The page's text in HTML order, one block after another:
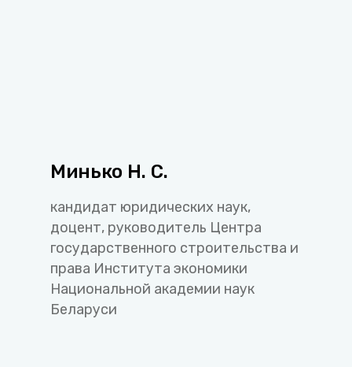
Минько Н. С.
кандидат юридических наук,
доцент, руководитель Центра
государственного строительства и
права Института экономики
Национальной академии наук
Беларуси